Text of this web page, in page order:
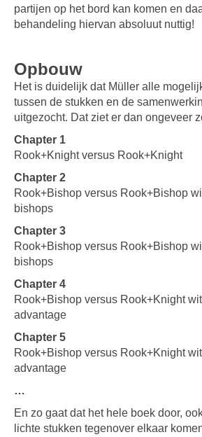
partijen op het bord kan komen en
behandeling hiervan absoluut nuttig!
Opbouw
Het is duidelijk dat Müller alle
tussen de stukken en de
uitgezocht. Dat ziet er dan ongeveer
Chapter 1
Rook+Knight versus Rook+Knight
Chapter 2
Rook+Bishop versus Rook+Bishop
bishops
Chapter 3
Rook+Bishop versus Rook+Bishop
bishops
Chapter 4
Rook+Bishop versus Rook+Knight
advantage
Chapter 5
Rook+Bishop versus Rook+Knight
advantage
…
En zo gaat dat het hele boek door,
lichte stukken tegenover elkaar